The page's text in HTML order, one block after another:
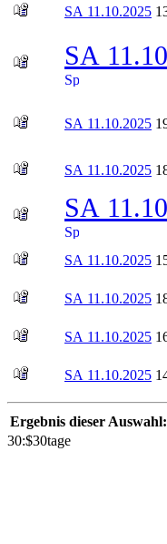
SA 11.10.2025
SA
SA 11.10.2025
SA 11.10.2025
SA
SA 11.10.2025
SA 11.10.2025
SA 11.10.2025
SA 11.10.2025
Ergebnis dieser Auswahl:
30:$30tage